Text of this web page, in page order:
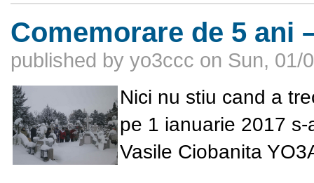
Comemorare de 5 ani
published by yo3ccc on Sun, 01/
Nici nu stiu cand a
pe 1 ianuarie 2017
Vasile Ciobanita